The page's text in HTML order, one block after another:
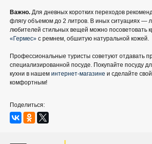
Важно. Для дневных коротких переходов
флягу объемом до 2 литров. В иных ситуациях —
любителей стильных вещей можно посоветовать
«Гермес» с ремнем, обшитую натуральной кожей.
Профессиональные туристы советуют отдавать
специализированной посуде. Покупайте посуду
кухни в нашем интернет-магазине и сделайте
комфортным!
Поделиться: